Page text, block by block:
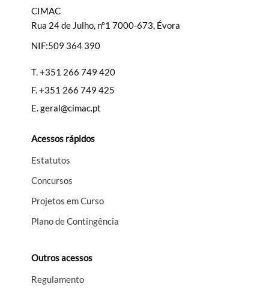
Filtros
CIMAC
Rua 24 de Julho, nº1 7000-673, Évora
NIF:509 364 390
T.+351 266 749 420
F.+351 266 749 425
E.geral@cimac.pt
Acessos rápidos
Estatutos
Concursos
Projetos em Curso
Plano de Contingência
Outros acessos
Regulamento